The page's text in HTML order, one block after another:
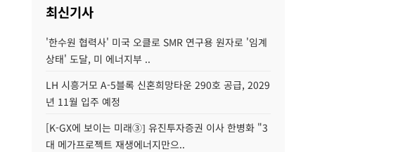
최신기사
'한수원 협력사' 미국 오클로 SMR 연구용 원자로 '임계
상태' 도달, 미 에너지부 ..
LH 시흥거모 A-5블록 신혼희망타운 290호 공급, 2029
년 11월 입주 예정
[K-GX에 보이는 미래③] 유진투자증권 이사 한병화 "3
대 메가프로젝트 재생에너지만으..